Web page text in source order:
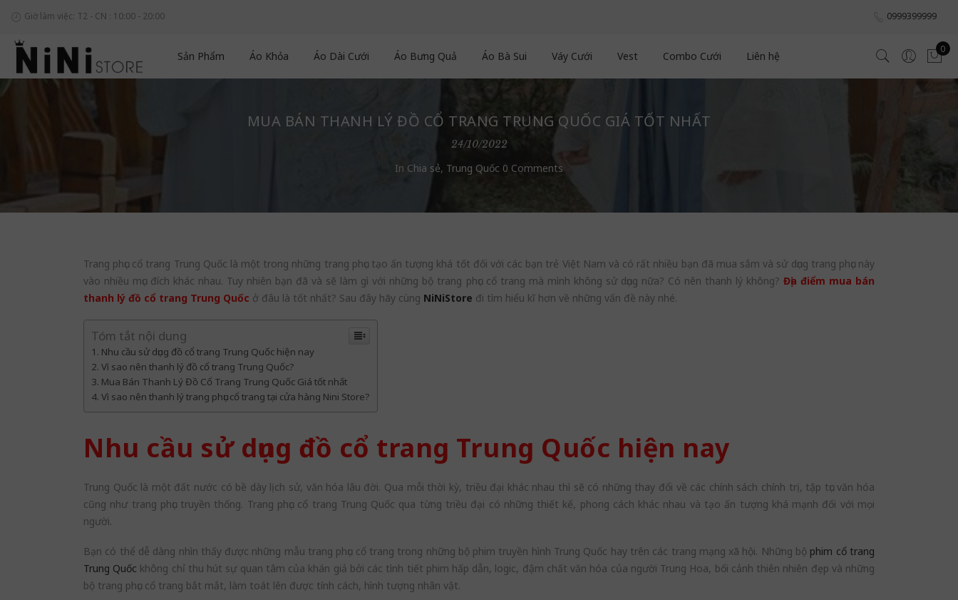
Giờ làm việc: T2 - CN : 10:00 - 20:00 0999399999
Sản Phẩm Áo Khỏa Áo Dài Cưới Áo Bưng Quả Áo Bà Sui Váy Cưới Vest Combo Cưới Liên hệ
0
MUA BÁN THANH LÝ ĐỒ CỔ TRANG TRUNG QUỐC GIÁ TỐT NHẤT
24/10/2022
In Chia sẻ, Trung Quốc 0 Comments
Trang phục cổ trang Trung Quốc là một trong những trang phục tạo ấn tượng khá tốt đối với các bạn trẻ Việt Nam và có rất nhiều bạn đã mua sắm và sử dụng trang phục này
vào nhiều mục đích khác nhau. Tuy nhiên bạn đã và sẽ làm gì với những bộ trang phục cổ trang mà mình không sử dụng nữa? Có nên thanh lý không? Địa điểm mua bán
thanh lý đồ cổ trang Trung Quốc ở đâu là tốt nhất? Sau đây hãy cùng NiNiStore đi tìm hiểu kĩ hơn về những vấn đề này nhé.
Tóm tắt nội dung
Nhu cầu sử dụng đồ cổ trang Trung Quốc hiện nay
Vì sao nên thanh lý đồ cổ trang Trung Quốc?
Mua Bán Thanh Lý Đồ Cổ Trang Trung Quốc Giá tốt nhất
Vì sao nên thanh lý trang phục cổ trang tại cửa hàng Nini Store?
Nhu cầu sử dụng đồ cổ trang Trung Quốc hiện nay
Trung Quốc là một đất nước có bề dày lịch sử, văn hóa lâu đời. Qua mỗi thời kỳ, triều đại khác nhau thì sẽ có những thay đổi về các chính sách chính trị, tập tục văn hóa
cũng như trang phục truyền thống. Trang phục cổ trang Trung Quốc qua từng triều đại có những thiết kế, phong cách khác nhau và tạo ấn tượng khá mạnh đối với mọi
người.
Bạn có thể dễ dàng nhìn thấy được những mẫu trang phục cổ trang trong những bộ phim truyền hình Trung Quốc hay trên các trang mạng xã hội. Những bộ phim cổ trang
Trung Quốc không chỉ thu hút sự quan tâm của khán giả bởi các tình tiết phim hấp dẫn, logic, đậm chất văn hóa của người Trung Hoa, bối cảnh thiên nhiên đẹp và những
bộ trang phục cổ trang bắt mắt, làm toát lên được tính cách, hình tượng nhân vật.